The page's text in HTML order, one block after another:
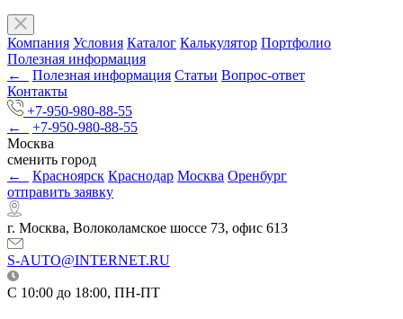
Компания Условия Каталог Калькулятор Портфолио
Полезная информация
←
Полезная информация Статьи Вопрос-ответ
Контакты
+7-950-980-88-55
←
+7-950-980-88-55
Москва
сменить город
←
Красноярск Краснодар Москва Оренбург
отправить заявку
г. Москва, Волоколамское шоссе 73, офис 613
S-AUTO@INTERNET.RU
C 10:00 до 18:00, ПН-ПТ